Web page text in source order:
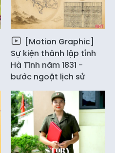
[Motion Graphic]
Sự kiện thành lập tỉnh
Hà Tĩnh năm 1831 -
bước ngoặt lịch sử